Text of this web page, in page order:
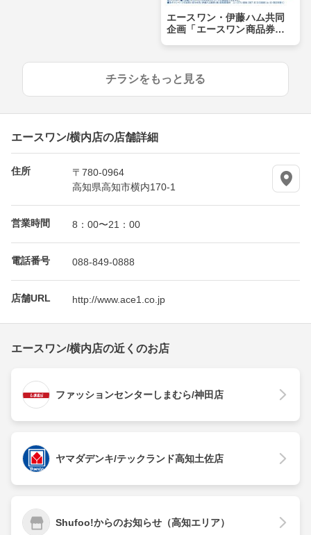
エースワン・伊藤ハム共同
企画「エースワン商品券プ
チラシをもっと見る
エースワン/横内店の店舗詳細
住所
〒780-0964
高知県高知市横内170-1
営業時間 8：00〜21：00
電話番号 088-849-0888
店舗URL http://www.ace1.co.jp
エースワン/横内店の近くのお店
ファッションセンターしまむら/神田店
ヤマダデンキ/テックランド高知土佐店
Shufoo!からのお知らせ（高知エリア）